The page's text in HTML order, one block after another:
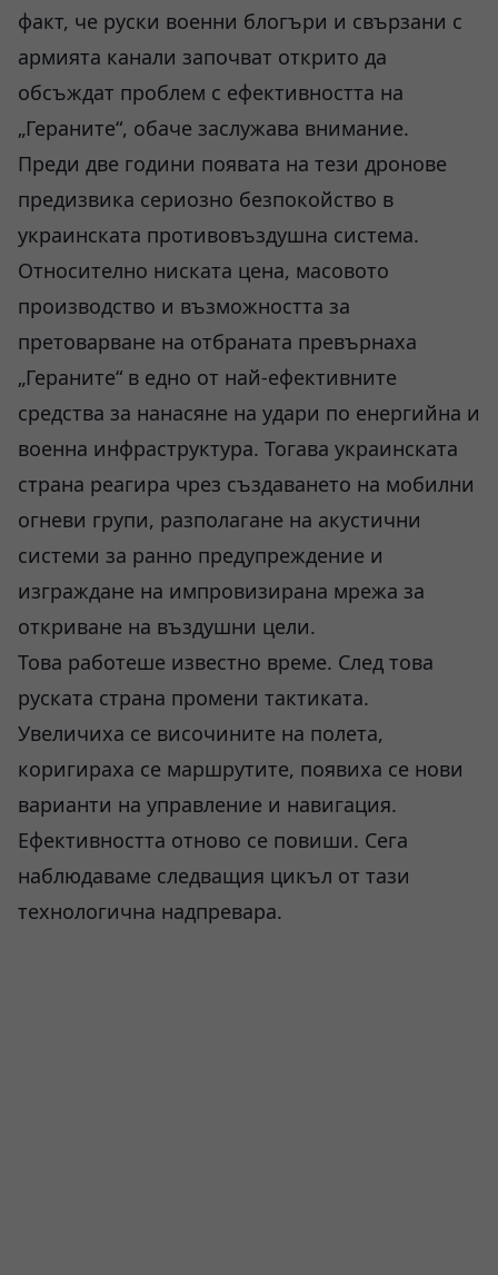
факт, че руски военни блогъри и свързани с
армията канали започват открито да
обсъждат проблем с ефективността на
„Гераните“, обаче заслужава внимание.
Преди две години появата на тези дронове
предизвика сериозно безпокойство в
украинската противовъздушна система.
Относително ниската цена, масовото
производство и възможността за
претоварване на отбраната превърнаха
„Гераните“ в едно от най-ефективните
средства за нанасяне на удари по енергийна и
военна инфраструктура. Тогава украинската
страна реагира чрез създаването на мобилни
огневи групи, разполагане на акустични
системи за ранно предупреждение и
изграждане на импровизирана мрежа за
откриване на въздушни цели.
Това работеше известно време. След това
руската страна промени тактиката.
Увеличиха се височините на полета,
коригираха се маршрутите, появиха се нови
варианти на управление и навигация.
Ефективността отново се повиши. Сега
наблюдаваме следващия цикъл от тази
технологична надпревара.